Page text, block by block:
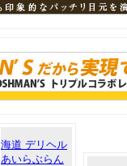
海道 デリヘル
あいらぶらん